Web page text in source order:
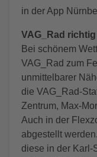
in der App
VAG_Rad
Bei schönem
VAG_Rad zum
unmittelbarer
die VAG_Rad-
Zentrum, Max-
Auch in der
abgestellt
diese in der Karl-